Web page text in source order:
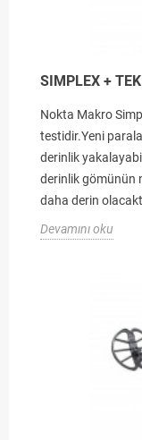
SIMPLEX +
Nokta Makro
testidir.Yeni
derinlik
derinlik gömünün
daha derin
Devamını oku